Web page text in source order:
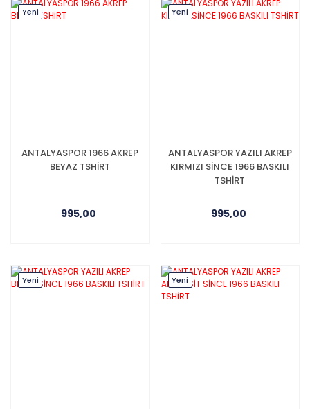
Yeni
ANTALYASPOR 1966 AKREP
BEYAZ TSHİRT
995,00
Yeni
ANTALYASPOR YAZILI AKREP
KIRMIZI SİNCE 1966 BASKILI
TSHİRT
995,00
Yeni Yeni